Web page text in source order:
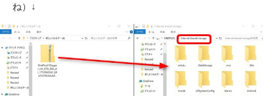
ね）↓